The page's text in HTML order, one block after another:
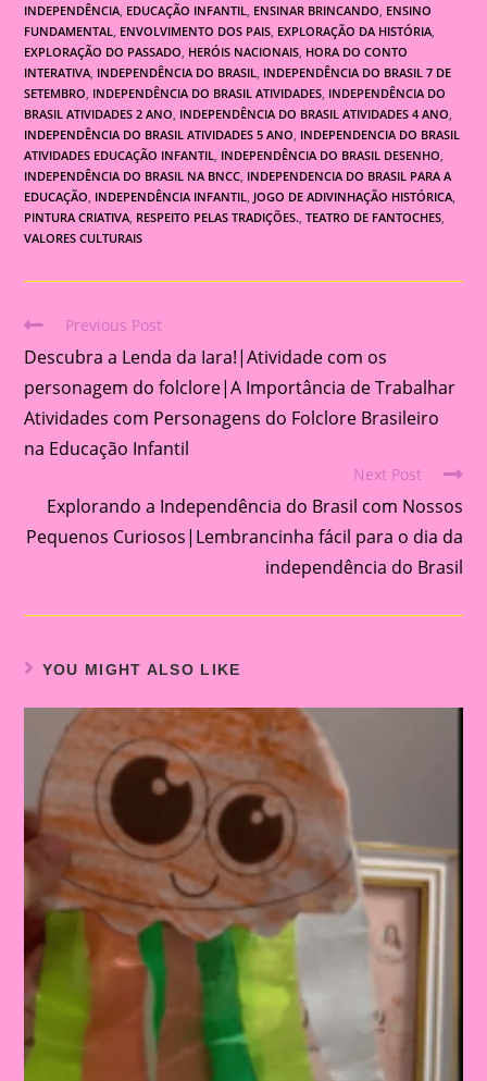
INDEPENDÊNCIA, EDUCAÇÃO INFANTIL, ENSINAR BRINCANDO, ENSINO
FUNDAMENTAL, ENVOLVIMENTO DOS PAIS, EXPLORAÇÃO DA HISTÓRIA,
EXPLORAÇÃO DO PASSADO, HERÓIS NACIONAIS, HORA DO CONTO
INTERATIVA, INDEPENDÊNCIA DO BRASIL, INDEPENDÊNCIA DO BRASIL 7 DE
SETEMBRO, INDEPENDÊNCIA DO BRASIL ATIVIDADES, INDEPENDÊNCIA DO
BRASIL ATIVIDADES 2 ANO, INDEPENDÊNCIA DO BRASIL ATIVIDADES 4 ANO,
INDEPENDÊNCIA DO BRASIL ATIVIDADES 5 ANO, INDEPENDENCIA DO BRASIL
ATIVIDADES EDUCAÇÃO INFANTIL, INDEPENDÊNCIA DO BRASIL DESENHO,
INDEPENDÊNCIA DO BRASIL NA BNCC, INDEPENDENCIA DO BRASIL PARA A
EDUCAÇÃO, INDEPENDÊNCIA INFANTIL, JOGO DE ADIVINHAÇÃO HISTÓRICA,
PINTURA CRIATIVA, RESPEITO PELAS TRADIÇÕES., TEATRO DE FANTOCHES,
VALORES CULTURAIS
Read
more
articles
Previous Post
Descubra a Lenda da Iara!|Atividade com os
personagem do folclore|A Importância de Trabalhar
Atividades com Personagens do Folclore Brasileiro
na Educação Infantil
Next Post
Explorando a Independência do Brasil com Nossos
Pequenos Curiosos|Lembrancinha fácil para o dia da
independência do Brasil
YOU MIGHT ALSO LIKE